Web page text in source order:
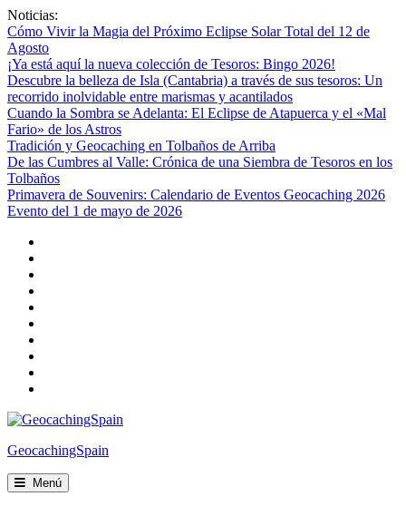
Saltar
al
contenido
Noticias:
Cómo Vivir la Magia del Próximo Eclipse Solar Total del 12 de
Agosto
¡Ya está aquí la nueva colección de Tesoros: Bingo 2026!
Descubre la belleza de Isla (Cantabria) a través de sus tesoros: Un
recorrido inolvidable entre marismas y acantilados
Cuando la Sombra se Adelanta: El Eclipse de Atapuerca y el «Mal
Fario» de los Astros
Tradición y Geocaching en Tolbaños de Arriba
De las Cumbres al Valle: Crónica de una Siembra de Tesoros en los
Tolbaños
Primavera de Souvenirs: Calendario de Eventos Geocaching 2026
Evento del 1 de mayo de 2026
Cookies
GeocachingSpain
Menú